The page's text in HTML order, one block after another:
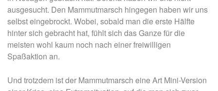
ausgesucht. Den Mammutmarsch hingegen haben wir uns
selbst eingebrockt. Wobei, sobald man die erste Hälfte
hinter sich gebracht hat, fühlt sich das Ganze für die
meisten wohl kaum noch nach einer freiwilligen
Spaßaktion an.
Und trotzdem ist der Mammutmarsch eine Art Mini-Version